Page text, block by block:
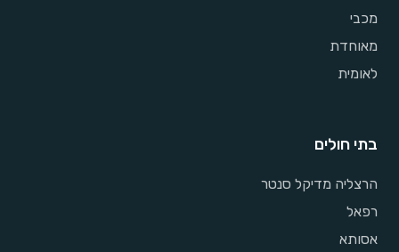
מכבי
מאוחדת
לאומית
בתי חולים
הרצליה מדיקל סנטר
רפאל
אסותא